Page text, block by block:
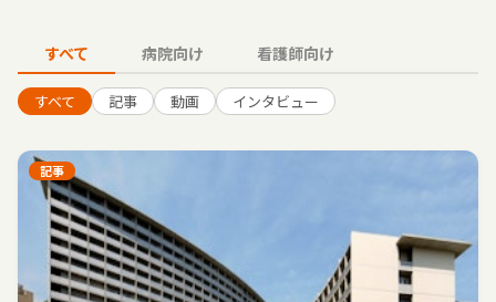
すべて 病院向け 看護師向け
すべて 記事 動画 インタビュー
記事